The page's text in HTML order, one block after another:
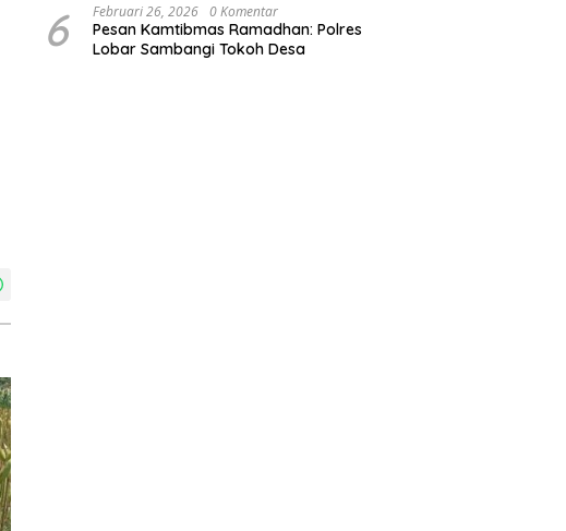
6 Februari 26, 2026 0 Komentar
Pesan Kamtibmas Ramadhan: Polres
Lobar Sambangi Tokoh Desa